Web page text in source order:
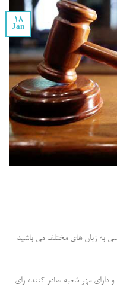
18
Jan
به زبان های مختلف می باشید
دارای مهر شعبه صادر کننده رای